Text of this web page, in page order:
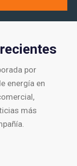
por
energía en
más